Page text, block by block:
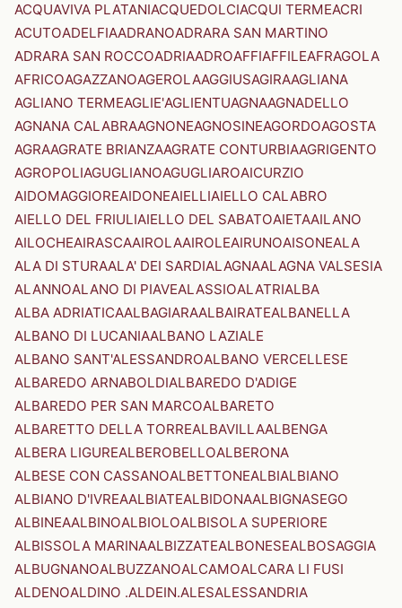
ACQUAVIVA PLATANIACQUEDOLCIACQUI TERMEACRI
ACUTOADELFIAADRANOADRARA SAN MARTINO
ADRARA SAN ROCCOADRIAADROAFFIAFFILEAFRAGOLA
AFRICOAGAZZANOAGEROLAAGGIUSAGIRAAGLIANA
AGLIANO TERMEAGLIE'AGLIENTUAGNAAGNADELLO
AGNANA CALABRAAGNONEAGNOSINEAGORDOAGOSTA
AGRAAGRATE BRIANZAAGRATE CONTURBIAAGRIGENTO
AGROPOLIAGUGLIANOAGUGLIAROAICURZIO
AIDOMAGGIOREAIDONEAIELLIAIELLO CALABRO
AIELLO DEL FRIULIAIELLO DEL SABATOAIETAAILANO
AILOCHEAIRASCAAIROLAAIROLEAIRUNOAISONEALA
ALA DI STURAALA' DEI SARDIALAGNAALAGNA VALSESIA
ALANNOALANO DI PIAVEALASSIOALATRIALBA
ALBA ADRIATICAALBAGIARAALBAIRATEALBANELLA
ALBANO DI LUCANIAALBANO LAZIALE
ALBANO SANT'ALESSANDROALBANO VERCELLESE
ALBAREDO ARNABOLDIALBAREDO D'ADIGE
ALBAREDO PER SAN MARCOALBARETO
ALBARETTO DELLA TORREALBAVILLAALBENGA
ALBERA LIGUREALBEROBELLOALBERONA
ALBESE CON CASSANOALBETTONEALBIALBIANO
ALBIANO D'IVREAALBIATEALBIDONAALBIGNASEGO
ALBINEAALBINOALBIOLOALBISOLA SUPERIORE
ALBISSOLA MARINAALBIZZATEALBONESEALBOSAGGIA
ALBUGNANOALBUZZANOALCAMOALCARA LI FUSI
ALDENOALDINO .ALDEIN.ALESALESSANDRIA